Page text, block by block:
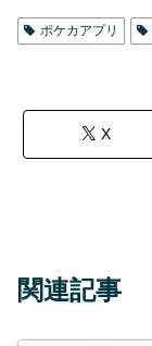
ポケカアプリ
X
関連記事